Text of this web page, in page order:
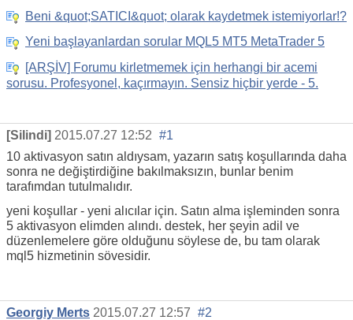
Beni &quot;SATICI&quot; olarak kaydetmek istemiyorlar!?
Yeni başlayanlardan sorular MQL5 MT5 MetaTrader 5
[ARŞİV] Forumu kirletmemek için herhangi bir acemi
sorusu. Profesyonel, kaçırmayın. Sensiz hiçbir yerde - 5.
[Silindi] 2015.07.27 12:52 #1
10 aktivasyon satın aldıysam, yazarın satış koşullarında daha
sonra ne değiştirdiğine bakılmaksızın, bunlar benim
tarafımdan tutulmalıdır.
yeni koşullar - yeni alıcılar için. Satın alma işleminden sonra
5 aktivasyon elimden alındı. destek, her şeyin adil ve
düzenlemelere göre olduğunu söylese de, bu tam olarak
mql5 hizmetinin sövesidir.
Georgiy Merts 2015.07.27 12:57 #2